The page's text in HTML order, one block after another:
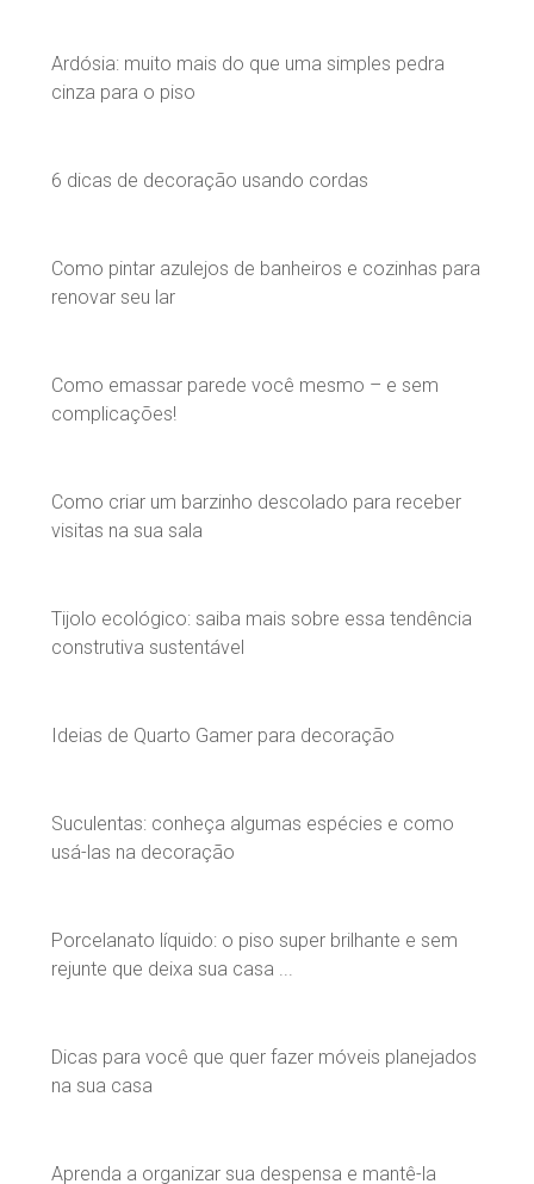
Ardósia: muito mais do que uma simples pedra
cinza para o piso
6 dicas de decoração usando cordas
Como pintar azulejos de banheiros e cozinhas para
renovar seu lar
Como emassar parede você mesmo – e sem
complicações!
Como criar um barzinho descolado para receber
visitas na sua sala
Tijolo ecológico: saiba mais sobre essa tendência
construtiva sustentável
Ideias de Quarto Gamer para decoração
Suculentas: conheça algumas espécies e como
usá-las na decoração
Porcelanato líquido: o piso super brilhante e sem
rejunte que deixa sua casa ...
Dicas para você que quer fazer móveis planejados
na sua casa
Aprenda a organizar sua despensa e mantê-la